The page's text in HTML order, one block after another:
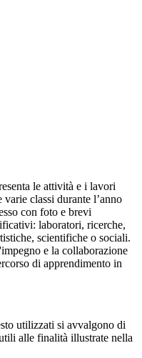
le attività e i lavori
classi durante l’anno
con foto e brevi
laboratori, ricerche,
scientifiche o sociali.
e la collaborazione
di apprendimento in
utilizzati si avvalgono di
alle finalità illustrate nella